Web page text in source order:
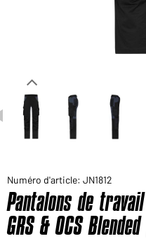
Voudriez-vous acheter
Chemin d'accès au
Numéro d'article: JN1812
Pantalons de
GRS & OCS